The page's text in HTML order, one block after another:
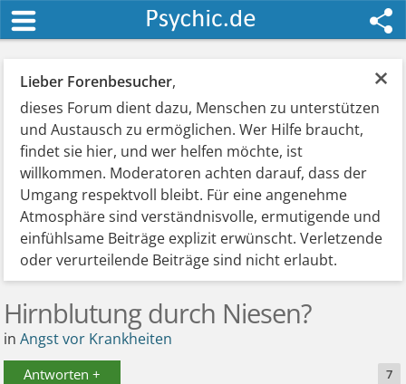
×
Lieber Forenbesucher,
dieses Forum dient dazu, Menschen zu unterstützen
und Austausch zu ermöglichen. Wer Hilfe braucht,
findet sie hier, und wer helfen möchte, ist
willkommen. Moderatoren achten darauf, dass der
Umgang respektvoll bleibt. Für eine angenehme
Atmosphäre sind verständnisvolle, ermutigende und
einfühlsame Beiträge explizit erwünscht. Verletzende
oder verurteilende Beiträge sind nicht erlaubt.
Hirnblutung durch Niesen?
inAngst vor Krankheiten
Antworten + 7